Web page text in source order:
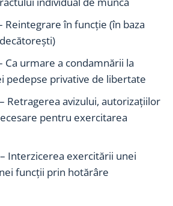
Reintegrare în funcţie (în baza
Ca urmare a condamnării la
pedepse privative de libertate
– Retragerea avizului, autorizaţiilor
pentru exercitarea
– Interzicerea exercitării unei
funcţii prin hotărâre